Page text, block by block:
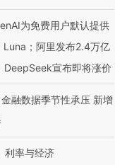
为免费用户默认提供
；阿里发布2.4万亿
宣布即将涨价
融数据季节性承压 新增
利率与经济